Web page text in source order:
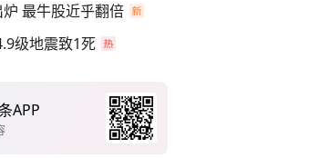
最牛股近乎翻倍
级地震致1死
APP